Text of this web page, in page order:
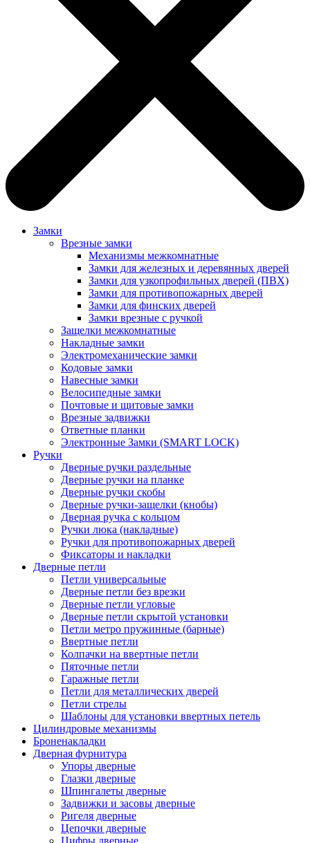
Замки
Врезные замки
Механизмы межкомнатные
Замки для железных и деревянных дверей
Замки для узкопрофильных дверей (ПВХ)
Замки для противопожарных дверей
Замки для финских дверей
Замки врезные с ручкой
Защелки межкомнатные
Накладные замки
Электромеханические замки
Кодовые замки
Навесные замки
Велосипедные замки
Почтовые и щитовые замки
Врезные задвижки
Ответные планки
Электронные Замки (SMART LOCK)
Ручки
Дверные ручки раздельные
Дверные ручки на планке
Дверные ручки скобы
Дверные ручки-защелки (кнобы)
Дверная ручка с кольцом
Ручки люка (накладные)
Ручки для противопожарных дверей
Фиксаторы и накладки
Дверные петли
Петли универсальные
Дверные петли без врезки
Дверные петли угловые
Дверные петли скрытой установки
Петли метро пружинные (барные)
Ввертные петли
Колпачки на ввертные петли
Пяточные петли
Гаражные петли
Петли для металлических дверей
Петли стрелы
Шаблоны для установки ввертных петель
Цилиндровые механизмы
Броненакладки
Дверная фурнитура
Упоры дверные
Глазки дверные
Шпингалеты дверные
Задвижки и засовы дверные
Ригеля дверные
Цепочки дверные
Цифры дверные